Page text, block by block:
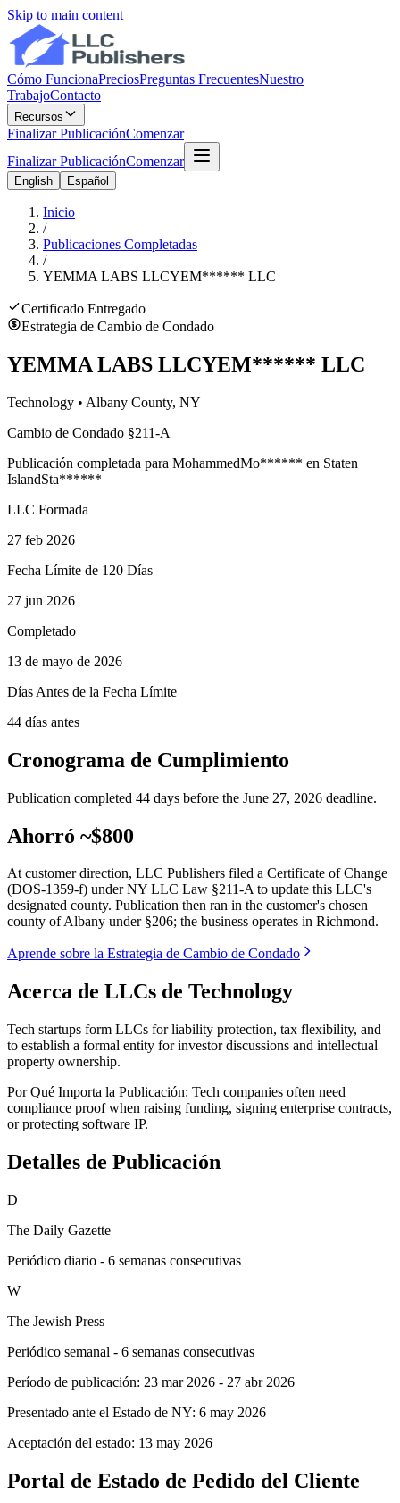
Skip to main content
Cómo FuncionaPreciosPreguntas FrecuentesNuestro
TrabajoContacto
Recursos
Finalizar PublicaciónComenzar
Finalizar PublicaciónComenzar
English Español
Inicio
/
Publicaciones Completadas
/
YEMMA LABS LLCYEM****** LLC
Certificado Entregado
Estrategia de Cambio de Condado
YEMMA LABS LLCYEM****** LLC
Technology • Albany County, NY
Cambio de Condado §211-A
Publicación completada para MohammedMo****** en Staten
IslandSta******
LLC Formada
27 feb 2026
Fecha Límite de 120 Días
27 jun 2026
Completado
13 de mayo de 2026
Días Antes de la Fecha Límite
44 días antes
Cronograma de Cumplimiento
Publication completed 44 days before the June 27, 2026 deadline.
Ahorró ~$800
At customer direction, LLC Publishers filed a Certificate of Change
(DOS-1359-f) under NY LLC Law §211-A to update this LLC's
designated county. Publication then ran in the customer's chosen
county of Albany under §206; the business operates in Richmond.
Aprende sobre la Estrategia de Cambio de Condado
Acerca de LLCs de Technology
Tech startups form LLCs for liability protection, tax flexibility, and
to establish a formal entity for investor discussions and intellectual
property ownership.
Por Qué Importa la Publicación: Tech companies often need
compliance proof when raising funding, signing enterprise contracts,
or protecting software IP.
Detalles de Publicación
D
The Daily Gazette
Periódico diario - 6 semanas consecutivas
W
The Jewish Press
Periódico semanal - 6 semanas consecutivas
Período de publicación: 23 mar 2026 - 27 abr 2026
Presentado ante el Estado de NY: 6 may 2026
Aceptación del estado: 13 may 2026
Portal de Estado de Pedido del Cliente